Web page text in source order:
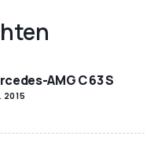
AMG C 63 S
2015